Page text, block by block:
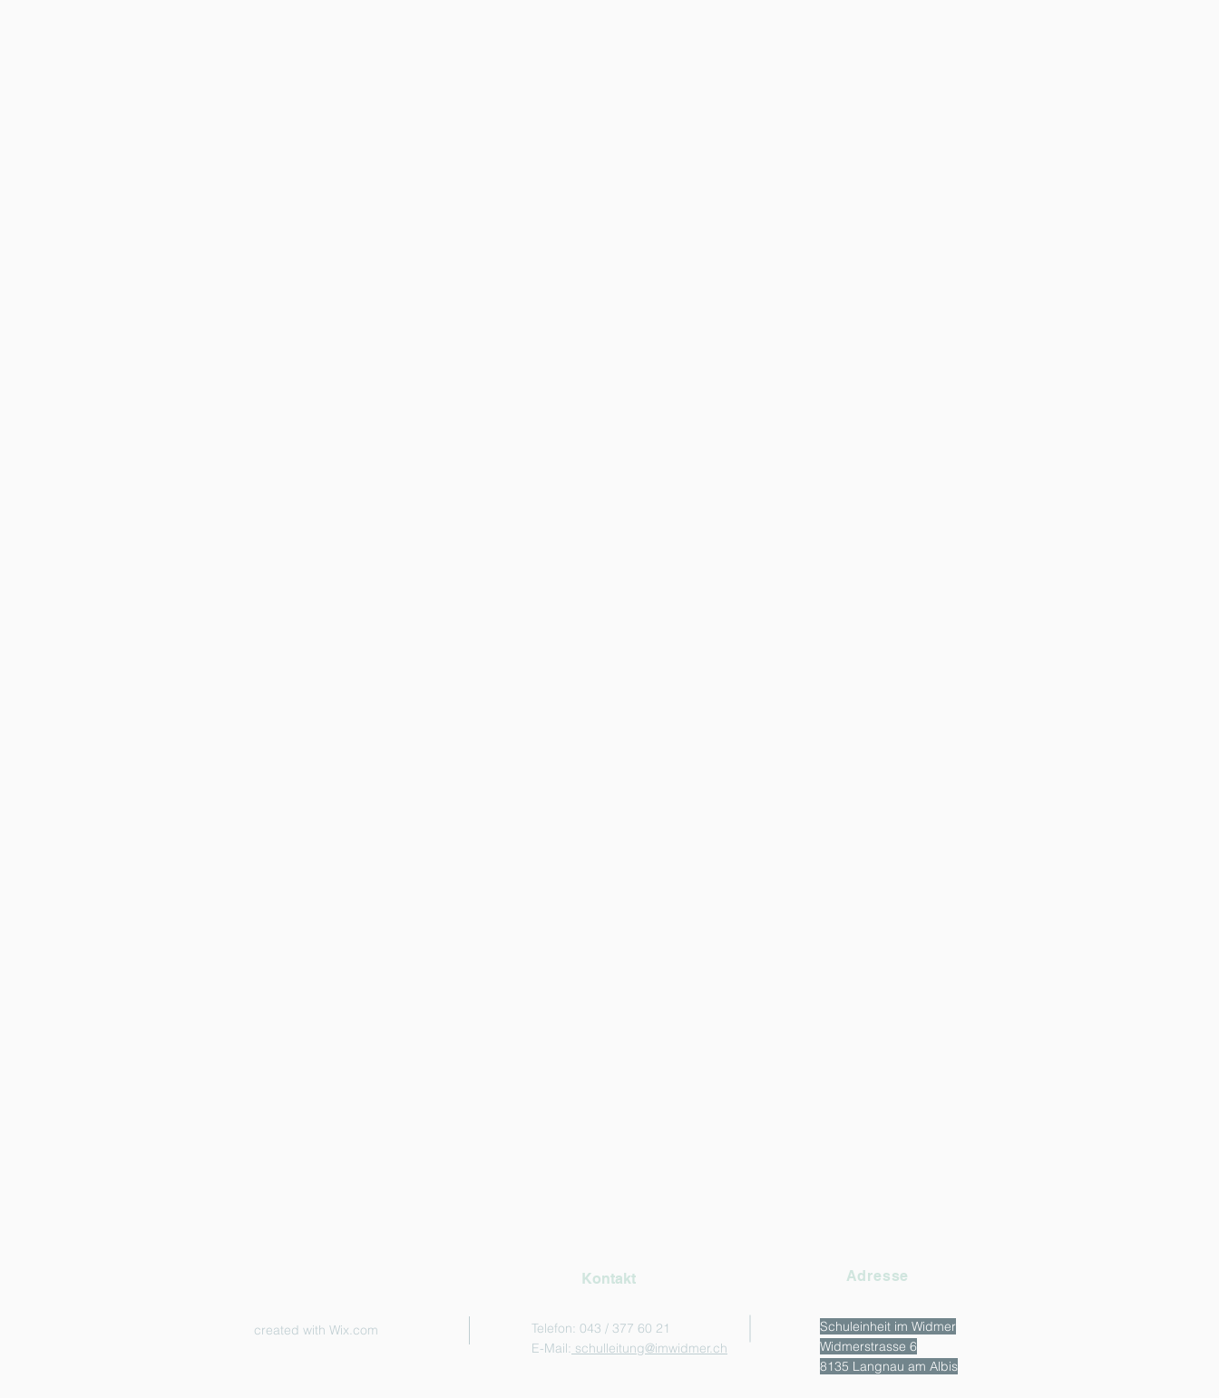
created with Wix.com
Kontakt
Telefon: 043 / 377 60 21
E-Mail: schulleitung@imwidmer.ch
Adresse
Schuleinheit im Widmer
Widmerstrasse 6
8135 Langnau am Albis